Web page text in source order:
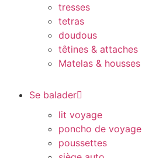
tresses
tetras
doudous
têtines & attaches
Matelas & housses
Se balader
lit voyage
poncho de voyage
poussettes